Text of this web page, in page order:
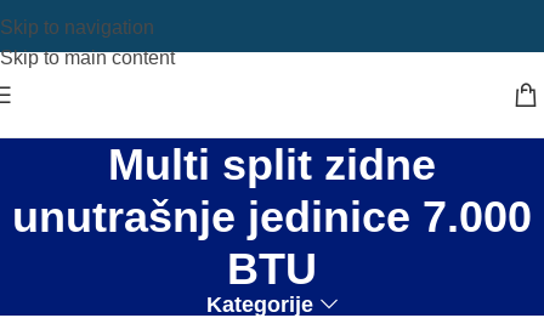
Skip to navigation
Skip to main content
Multi split zidne
unutrašnje jedinice 7.000
BTU
Kategorije